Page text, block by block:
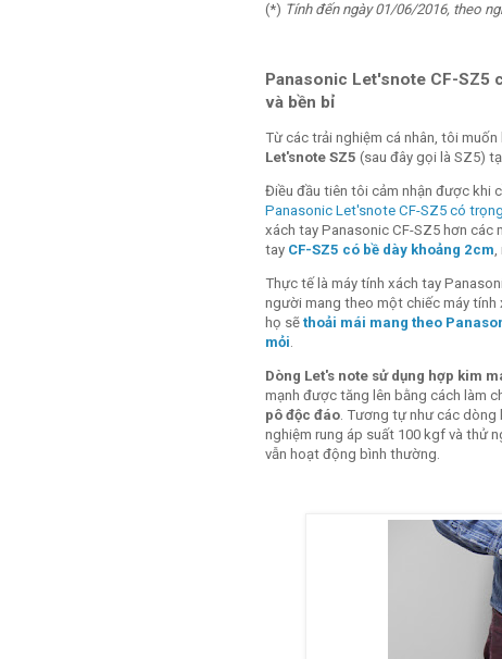
(*) Tính đến ngày 01/06/2016, theo
Panasonic Let'snote CF-SZ5
và bền bỉ
Từ các trải nghiệm cá nhân, tôi
Let'snote SZ5 (sau đây gọi là SZ5)
Điều đầu tiên tôi cảm nhận được khi
Panasonic Let'snote CF-SZ5 có
xách tay Panasonic CF-SZ5 hơn các
tay CF-SZ5 có bề dày khoảng 2cm,
Thực tế là máy tính xách tay
người mang theo một chiếc máy tính
họ sẽ thoải mái mang theo
mỏi.
Dòng Let's note sử dụng hợp kim
mạnh được tăng lên bằng cách làm
pô độc đáo. Tương tự như các dòng
nghiệm rung áp suất 100 kgf và thử
vẫn hoạt động bình thường.